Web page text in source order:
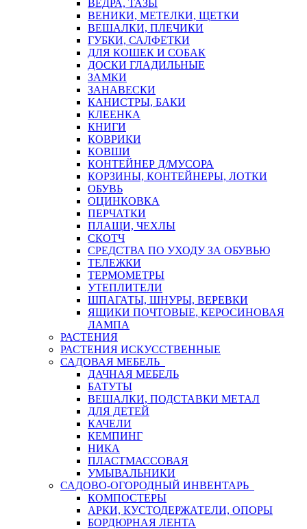
ВЕДРА, ТАЗЫ
ВЕНИКИ, МЕТЕЛКИ, ЩЕТКИ
ВЕШАЛКИ, ПЛЕЧИКИ
ГУБКИ, САЛФЕТКИ
ДЛЯ КОШЕК И СОБАК
ДОСКИ ГЛАДИЛЬНЫЕ
ЗАМКИ
ЗАНАВЕСКИ
КАНИСТРЫ, БАКИ
КЛЕЕНКА
КНИГИ
КОВРИКИ
КОВШИ
КОНТЕЙНЕР Д/МУСОРА
КОРЗИНЫ, КОНТЕЙНЕРЫ, ЛОТКИ
ОБУВЬ
ОЦИНКОВКА
ПЕРЧАТКИ
ПЛАЩИ, ЧЕХЛЫ
СКОТЧ
СРЕДСТВА ПО УХОДУ ЗА ОБУВЬЮ
ТЕЛЕЖКИ
ТЕРМОМЕТРЫ
УТЕПЛИТЕЛИ
ШПАГАТЫ, ШНУРЫ, ВЕРЕВКИ
ЯЩИКИ ПОЧТОВЫЕ, КЕРОСИНОВАЯ
ЛАМПА
РАСТЕНИЯ
РАСТЕНИЯ ИСКУССТВЕННЫЕ
САДОВАЯ МЕБЕЛЬ
ДАЧНАЯ МЕБЕЛЬ
БАТУТЫ
ВЕШАЛКИ, ПОДСТАВКИ МЕТАЛ
ДЛЯ ДЕТЕЙ
КАЧЕЛИ
КЕМПИНГ
НИКА
ПЛАСТМАССОВАЯ
УМЫВАЛЬНИКИ
САДОВО-ОГОРОДНЫЙ ИНВЕНТАРЬ
КОМПОСТЕРЫ
АРКИ, КУСТОДЕРЖАТЕЛИ, ОПОРЫ
БОРДЮРНАЯ ЛЕНТА